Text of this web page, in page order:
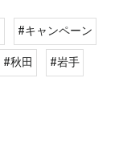
#キャンペーン
#秋田
#岩手